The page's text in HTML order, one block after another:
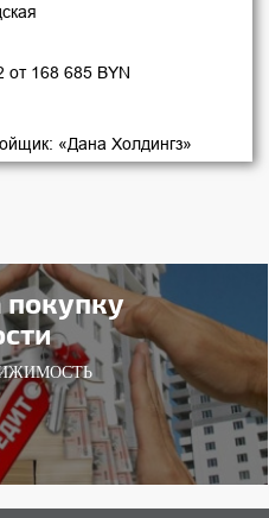
м2 от 168 685 BYN
Холдингз»